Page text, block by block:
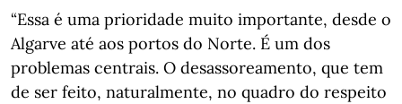
“Essa é uma prioridade muito importante, desde o
Algarve até aos portos do Norte. É um dos
problemas centrais. O desassoreamento, que tem
de ser feito, naturalmente, no quadro do respeito